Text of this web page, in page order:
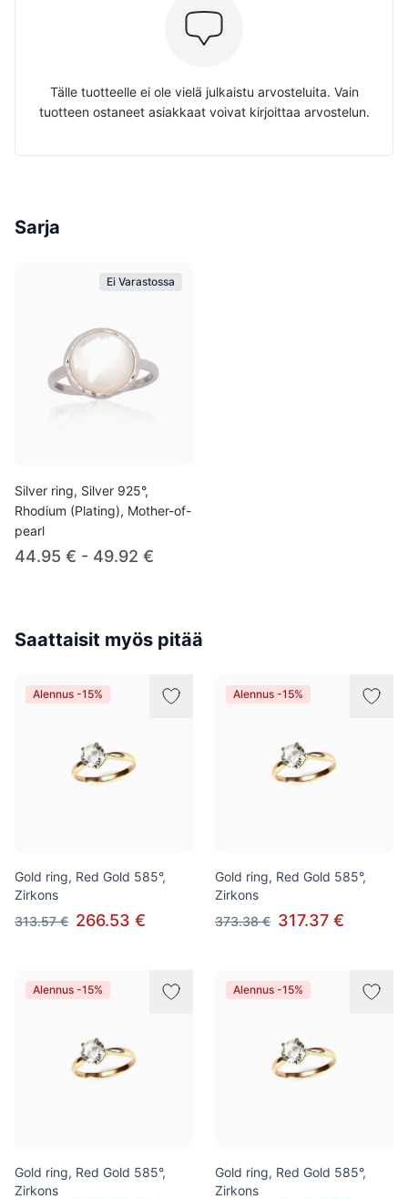
Tälle tuotteelle ei ole vielä julkaistu arvosteluita. Vain
tuotteen ostaneet asiakkaat voivat kirjoittaa arvostelun.
Sarja
Ei Varastossa
Silver ring, Silver 925°,
Rhodium (Plating), Mother-of-
pearl
44.95 € - 49.92 €
Saattaisit myös pitää
Alennus -15%
Gold ring, Red Gold 585°,
Zirkons
313.57 € 266.53 €
Alennus -15%
Gold ring, Red Gold 585°,
Zirkons
373.38 € 317.37 €
Alennus -15%
Gold ring, Red Gold 585°,
Zirkons
Alennus -15%
Gold ring, Red Gold 585°,
Zirkons